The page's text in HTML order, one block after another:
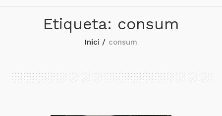
Etiqueta: consum
Inici / consum